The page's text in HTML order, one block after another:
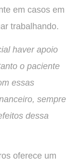
em casos em
trabalhando.
haver apoio
o paciente
essas
sempre
dessa
oferece um